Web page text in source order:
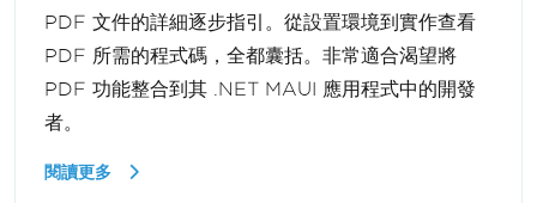
PDF 文件的詳細逐步指引。從設置環境到實作查看
PDF 所需的程式碼，全都囊括。非常適合渴望將
PDF 功能整合到其 .NET MAUI 應用程式中的開發
者。
閱讀更多